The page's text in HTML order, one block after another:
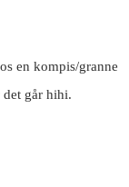
en kompis/granne
det går hihi.